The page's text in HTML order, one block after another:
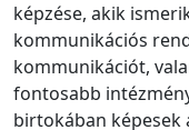
képzése, akik
kommunikációs
kommunikációt,
fontosabb
birtokában képesek